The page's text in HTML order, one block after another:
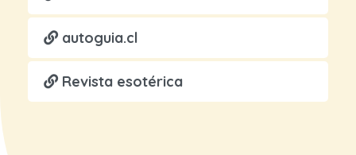
autoguia.cl
Revista esotérica